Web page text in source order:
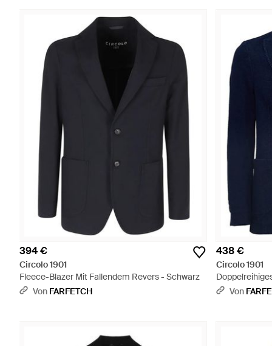
394 €
Circolo 1901
Fleece-Blazer Mit Fallendem Revers - Schwarz
Von FARFETCH
438 €
Circolo 1901
Von